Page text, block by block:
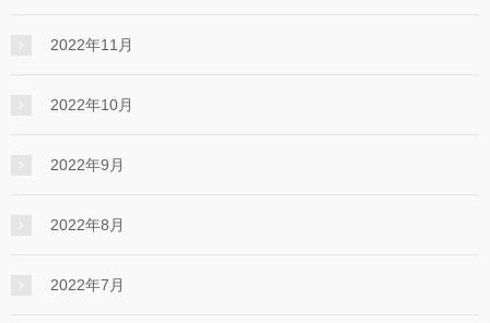
2022年11月
2022年10月
2022年9月
2022年8月
2022年7月